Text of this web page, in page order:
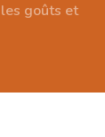
goûts et